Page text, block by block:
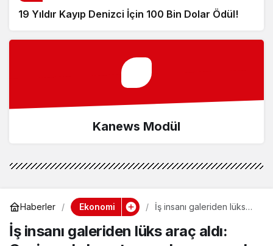
19 Yıldır Kayıp Denizci İçin 100 Bin Dolar Ödül!
Kanews Modül
Haberler Ekonomi
İş insanı galeriden lüks
hayatının şokunu yaşadı
İş insanı galeriden lüks araç aldı: